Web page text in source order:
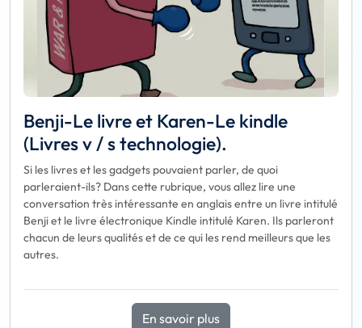
Benji-Le livre et Karen-Le kindle
(Livres v / s technologie).
Si les livres et les gadgets pouvaient parler, de quoi
parleraient-ils? Dans cette rubrique, vous allez lire une
conversation très intéressante en anglais entre un livre intitulé
Benji et le livre électronique Kindle intitulé Karen. Ils parleront
chacun de leurs qualités et de ce qui les rend meilleurs que les
autres.
En savoir plus